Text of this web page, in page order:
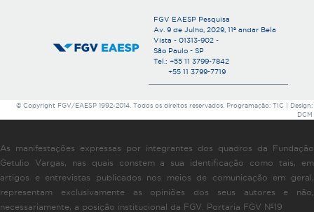
FGV EAESP Pesquisa
Av. 9 de Julho, 2029, 11º andar Bela
Vista - 01313-902 -
São Paulo - SP
Tel.: +55 11 3799-7842
+55 11 3799-7719
© Copyright FGV/EAESP 1992-2014. Todos os direitos reservados. Programação: TIC | Design:
DCM
As manifestações expressas por integrantes dos quadros da Fundação
Getulio Vargas, nas quais constem a sua identificação como tais, em
artigos e entrevistas publicados nos meios de comunicação em geral,
representam exclusivamente as opiniões dos seus autores e não,
necessariamente, a posição institucional da FGV. Portaria FGV Nº19